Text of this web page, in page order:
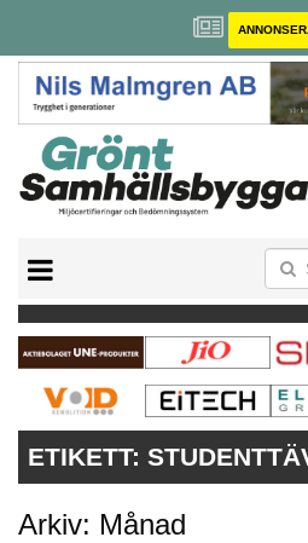
MILJÖBYGGNAD
NOLLCO2
CITYLAB
GREENBUILDING
ANNONSERA
ETIKETT:
Arkiv: Månad